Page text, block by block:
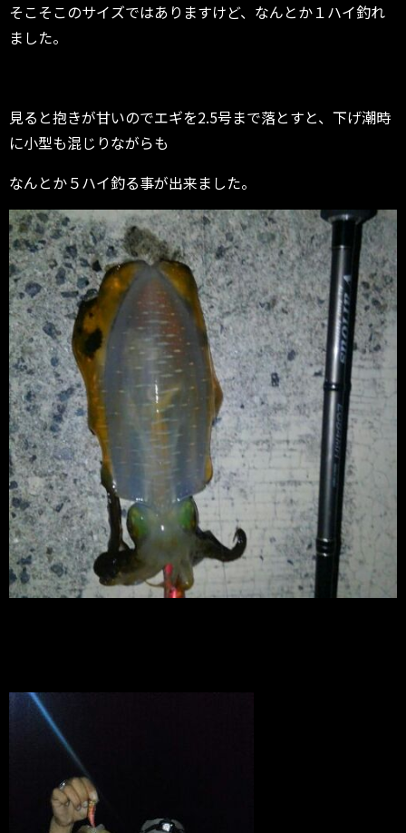
そこそこのサイズではありますけど、なんとか１ハイ釣れ
ました。
見ると抱きが甘いのでエギを2.5号まで落とすと、下げ潮時
に小型も混じりながらも
なんとか５ハイ釣る事が出来ました。